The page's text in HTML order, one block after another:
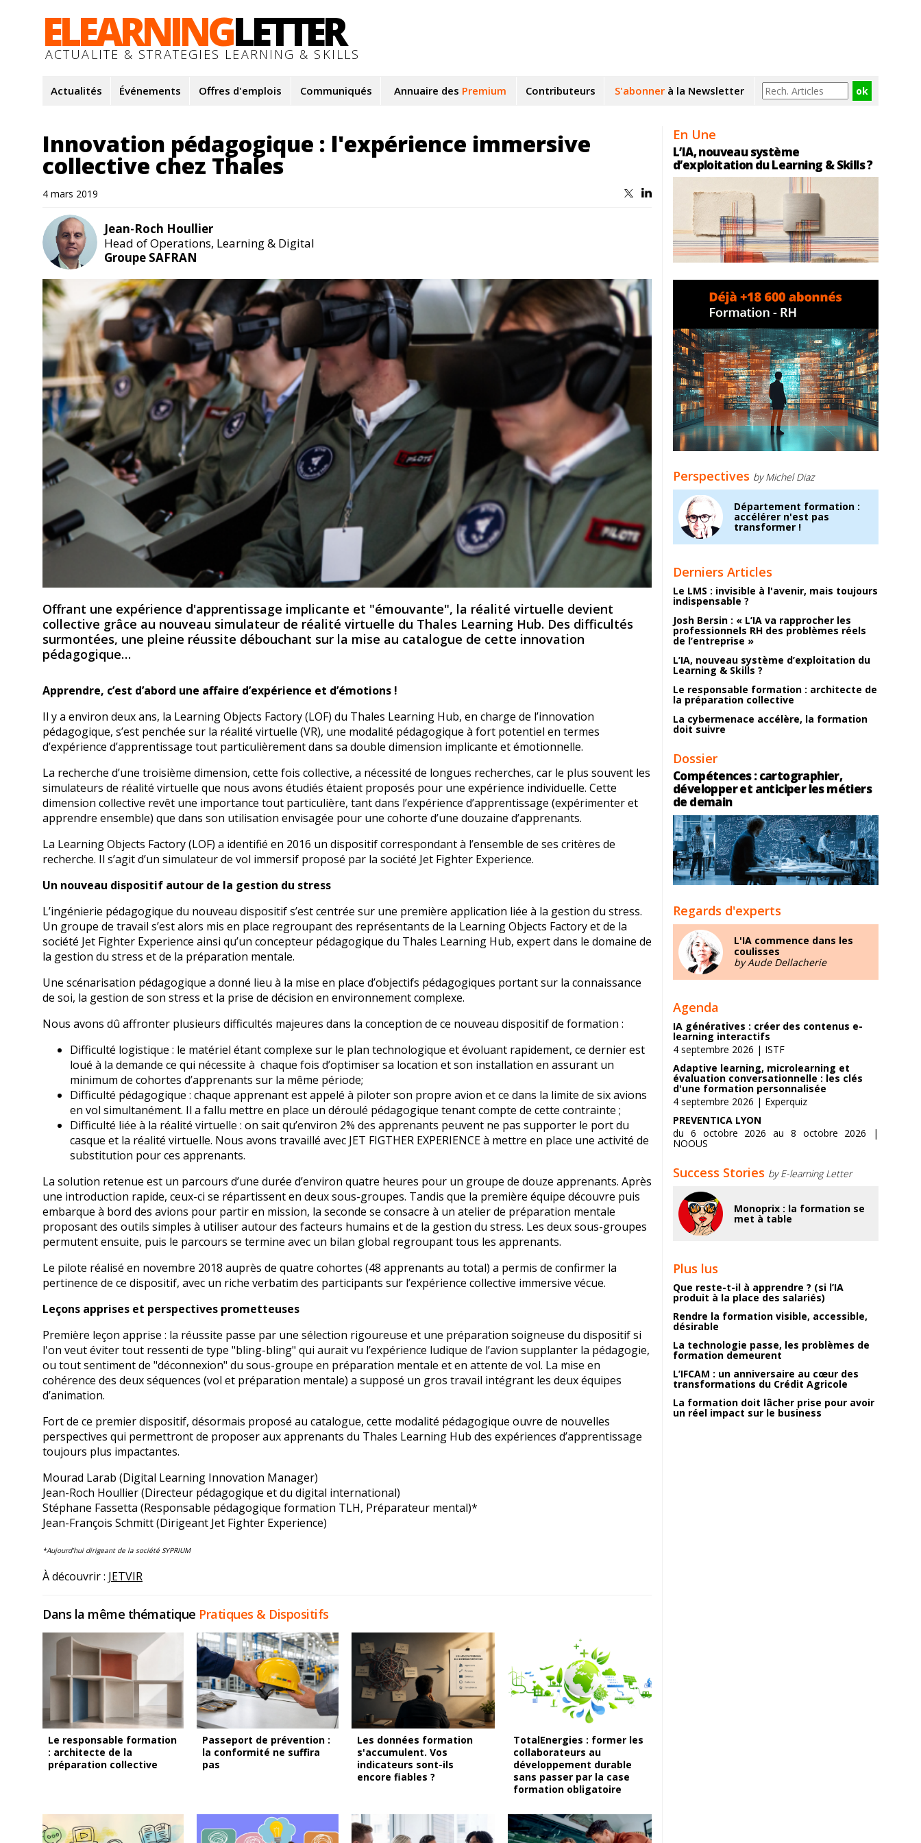
ELEARNINGLETTER
ACTUALITE & STRATEGIES LEARNING & SKILLS
Actualités Événements Offres d'emplois Communiqués Annuaire des Premium Contributeurs S'abonner à la Newsletter
Innovation pédagogique : l'expérience immersive
collective chez Thales
4 mars 2019
Jean-Roch Houllier
Head of Operations, Learning & Digital
Groupe SAFRAN
Offrant une expérience d'apprentissage implicante et "émouvante", la réalité virtuelle devient
collective grâce au nouveau simulateur de réalité virtuelle du Thales Learning Hub. Des difficultés
surmontées, une pleine réussite débouchant sur la mise au catalogue de cette innovation
pédagogique
Apprendre, c’est d’abord une affaire d’expérience et d’émotions !
Il y a environ deux ans, la Learning Objects Factory (LOF) du Thales Learning Hub, en charge de l’innovation
pédagogique, s’est penchée sur la réalité virtuelle (VR), une modalité pédagogique à fort potentiel en termes
d’expérience d’apprentissage tout particulièrement dans sa double dimension implicante et émotionnelle.
La recherche d’une troisième dimension, cette fois collective, a nécessité de longues recherches, car le plus souvent les
simulateurs de réalité virtuelle que nous avons étudiés étaient proposés pour une expérience individuelle. Cette
dimension collective revêt une importance tout particulière, tant dans l’expérience d’apprentissage (expérimenter et
apprendre ensemble) que dans son utilisation envisagée pour une cohorte d’une douzaine d’apprenants.
La Learning Objects Factory (LOF) a identifié en 2016 un dispositif correspondant à l’ensemble de ses critères de
recherche. Il s’agit d’un simulateur de vol immersif proposé par la société Jet Fighter Experience.
Un nouveau dispositif autour de la gestion du stress
L’ingénierie pédagogique du nouveau dispositif s’est centrée sur une première application liée à la gestion du stress.
Un groupe de travail s’est alors mis en place regroupant des représentants de la Learning Objects Factory et de la
société Jet Fighter Experience ainsi qu’un concepteur pédagogique du Thales Learning Hub, expert dans le domaine de
la gestion du stress et de la préparation mentale.
Une scénarisation pédagogique a donné lieu à la mise en place d’objectifs pédagogiques portant sur la connaissance
de soi, la gestion de son stress et la prise de décision en environnement complexe.
Nous avons dû affronter plusieurs difficultés majeures dans la conception de ce nouveau dispositif de formation :
Difficulté logistique : le matériel étant complexe sur le plan technologique et évoluant rapidement, ce dernier est
loué à la demande ce qui nécessite à chaque fois d’optimiser sa location et son installation en assurant un
minimum de cohortes d’apprenants sur la même période;
Difficulté pédagogique : chaque apprenant est appelé à piloter son propre avion et ce dans la limite de six avions
en vol simultanément. Il a fallu mettre en place un déroulé pédagogique tenant compte de cette contrainte ;
Difficulté liée à la réalité virtuelle : on sait qu’environ 2% des apprenants peuvent ne pas supporter le port du
casque et la réalité virtuelle. Nous avons travaillé avec JET FIGTHER EXPERIENCE à mettre en place une activité de
substitution pour ces apprenants.
La solution retenue est un parcours d’une durée d’environ quatre heures pour un groupe de douze apprenants. Après
une introduction rapide, ceux-ci se répartissent en deux sous-groupes. Tandis que la première équipe découvre puis
embarque à bord des avions pour partir en mission, la seconde se consacre à un atelier de préparation mentale
proposant des outils simples à utiliser autour des facteurs humains et de la gestion du stress. Les deux sous-groupes
permutent ensuite, puis le parcours se termine avec un bilan global regroupant tous les apprenants.
Le pilote réalisé en novembre 2018 auprès de quatre cohortes (48 apprenants au total) a permis de confirmer la
pertinence de ce dispositif, avec un riche verbatim des participants sur l’expérience collective immersive vécue.
Leçons apprises et perspectives prometteuses
Première leçon apprise : la réussite passe par une sélection rigoureuse et une préparation soigneuse du dispositif si
l'on veut éviter tout ressenti de type "bling-bling" qui aurait vu l’expérience ludique de l’avion supplanter la pédagogie,
ou tout sentiment de "déconnexion" du sous-groupe en préparation mentale et en attente de vol. La mise en
cohérence des deux séquences (vol et préparation mentale) a supposé un gros travail intégrant les deux équipes
d’animation.
Fort de ce premier dispositif, désormais proposé au catalogue, cette modalité pédagogique ouvre de nouvelles
perspectives qui permettront de proposer aux apprenants du Thales Learning Hub des expériences d’apprentissage
toujours plus impactantes.
Mourad Larab (Digital Learning Innovation Manager)
Jean-Roch Houllier (Directeur pédagogique et du digital international)
Stéphane Fassetta (Responsable pédagogique formation TLH, Préparateur mental)*
Jean-François Schmitt (Dirigeant Jet Fighter Experience)
*Aujourd’hui dirigeant de la société SYPRIUM
À découvrir : JETVIR
Dans la même thématique Pratiques & Dispositifs
Le responsable formation
: architecte de la
préparation collective
Passeport de prévention :
la conformité ne suffira
pas
Les données formation
s'accumulent. Vos
indicateurs sont-ils
encore fiables ?
TotalEnergies : former les
collaborateurs au
développement durable
sans passer par la case
formation obligatoire
En Une
L’IA, nouveau système
d’exploitation du Learning & Skills ?
Perspectives by Michel Diaz
Département formation :
accélérer n'est pas
transformer !
Derniers Articles
Le LMS : invisible à l'avenir, mais toujours
indispensable ?
Josh Bersin : « L’IA va rapprocher les
professionnels RH des problèmes réels
de l’entreprise »
L’IA, nouveau système d’exploitation du
Learning & Skills ?
Le responsable formation : architecte de
la préparation collective
La cybermenace accélère, la formation
doit suivre
Dossier
Compétences : cartographier,
développer et anticiper les métiers
de demain
Regards d'experts
L'IA commence dans les
coulisses
by Aude Dellacherie
Agenda
IA génératives : créer des contenus e-
learning interactifs
4 septembre 2026 | ISTF
Adaptive learning, microlearning et
évaluation conversationnelle : les clés
d'une formation personnalisée
4 septembre 2026 | Experquiz
PREVENTICA LYON
du 6 octobre 2026 au 8 octobre 2026 |
NOOUS
Success Stories by E-learning Letter
Monoprix : la formation se
met à table
Plus lus
Que reste-t-il à apprendre ? (si l’IA
produit à la place des salariés)
Rendre la formation visible, accessible,
désirable
La technologie passe, les problèmes de
formation demeurent
L’IFCAM : un anniversaire au cœur des
transformations du Crédit Agricole
La formation doit lâcher prise pour avoir
un réel impact sur le business